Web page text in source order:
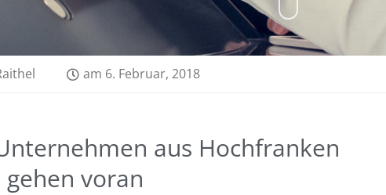
am 6. Februar, 2018
aus Hochfranken
gehen voran